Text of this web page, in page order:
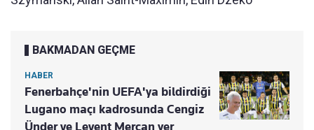
BAKMADAN GEÇME
HABER
Fenerbahçe'nin UEFA'ya bildirdiği
Lugano maçı kadrosunda Cengiz
Ünder ve Levent Mercan yer